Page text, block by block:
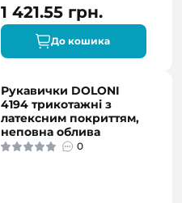
1 421.55 грн.
До кошика
Рукавички DOLONI
4194 трикотажні з
латексним покриттям,
неповна облива
0